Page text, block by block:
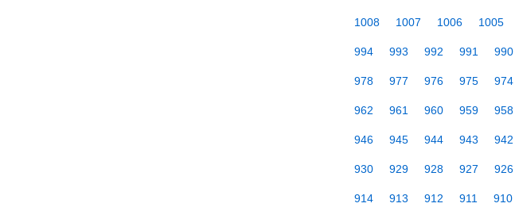
1008 1007 1006 1005
994 993 992 991 990
978 977 976 975 974
962 961 960 959 958
946 945 944 943 942
930 929 928 927 926
914 913 912 911 910